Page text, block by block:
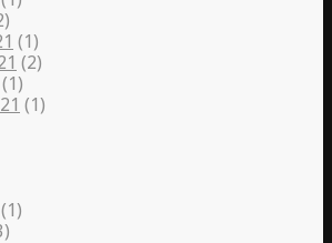
(1)
(2)
(1)
(1)
(1)